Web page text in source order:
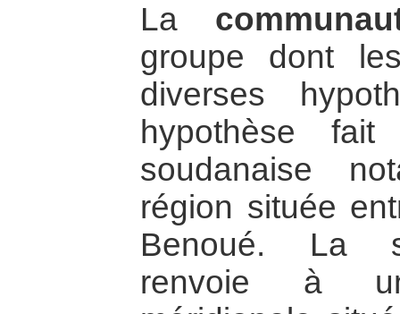
La
groupe dont
diverses
hypothèse
soudanaise
région située
Benoué. La
renvoie à